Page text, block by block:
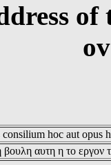
consilium hoc aut opus
αυτη η το εργον